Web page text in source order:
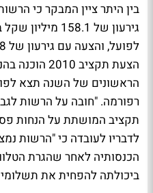
גירעון של
הצעת תקציב
הראשונים של השנה תצא
רפורמה. "חובה על הרשות
תקציב המושתת על הנחות
לדבריו לעובדה כי "הרשות
הכנסותיה לאחר שהגרת
ביכולתה להפחית את